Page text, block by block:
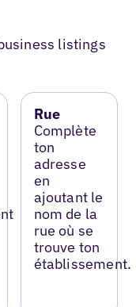
listings
Rue
Complète
ton
adresse
en
ajoutant le
nom de la
rue où se
trouve ton
établissement.